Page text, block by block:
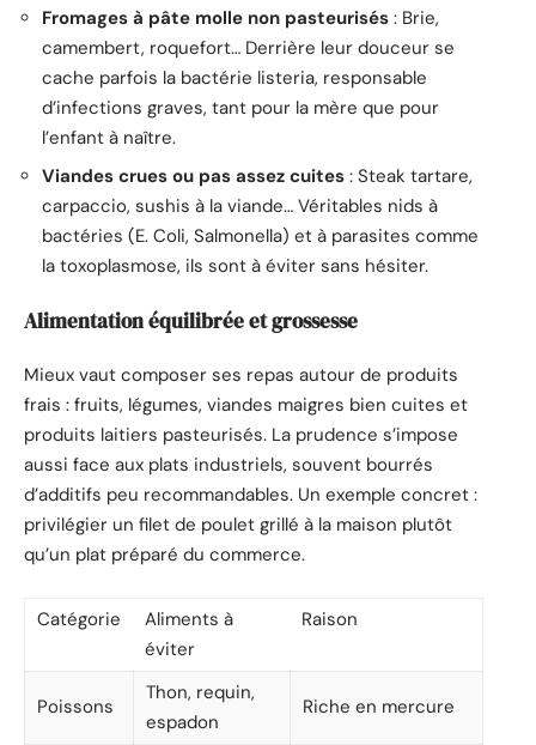
Fromages à pâte molle non pasteurisés : Brie,
camembert, roquefort… Derrière leur douceur se
cache parfois la bactérie listeria, responsable
d’infections graves, tant pour la mère que pour
l’enfant à naître.
Viandes crues ou pas assez cuites : Steak tartare,
carpaccio, sushis à la viande… Véritables nids à
bactéries (E. Coli, Salmonella) et à parasites comme
la toxoplasmose, ils sont à éviter sans hésiter.
Alimentation équilibrée et grossesse
Mieux vaut composer ses repas autour de produits
frais : fruits, légumes, viandes maigres bien cuites et
produits laitiers pasteurisés. La prudence s’impose
aussi face aux plats industriels, souvent bourrés
d’additifs peu recommandables. Un exemple concret :
privilégier un filet de poulet grillé à la maison plutôt
qu’un plat préparé du commerce.
Catégorie
Aliments à
éviter
Raison
Poissons
Thon, requin,
espadon
Riche en mercure